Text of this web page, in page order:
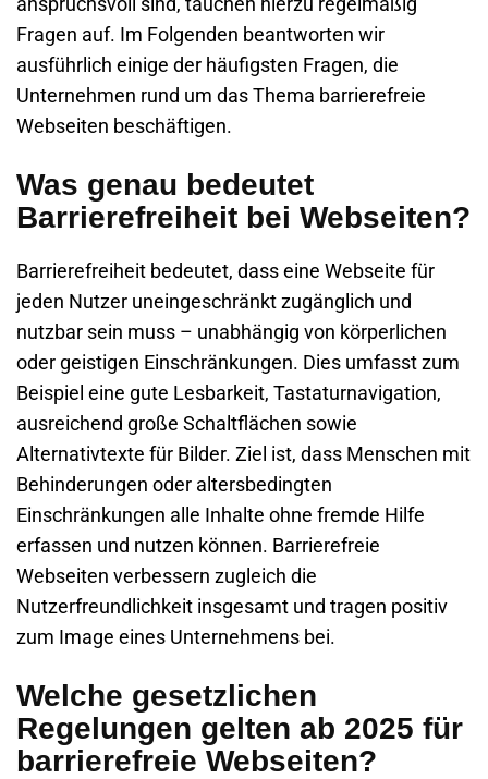
Fragen auf. Im Folgenden beantworten wir
ausführlich einige der häufigsten Fragen, die
Unternehmen rund um das Thema barrierefreie
Webseiten beschäftigen.
Was genau bedeutet
Barrierefreiheit bei Webseiten?
Barrierefreiheit bedeutet, dass eine Webseite für
jeden Nutzer uneingeschränkt zugänglich und
nutzbar sein muss – unabhängig von körperlichen
oder geistigen Einschränkungen. Dies umfasst zum
Beispiel eine gute Lesbarkeit, Tastaturnavigation,
ausreichend große Schaltflächen sowie
Alternativtexte für Bilder. Ziel ist, dass Menschen mit
Behinderungen oder altersbedingten
Einschränkungen alle Inhalte ohne fremde Hilfe
erfassen und nutzen können. Barrierefreie
Webseiten verbessern zugleich die
Nutzerfreundlichkeit insgesamt und tragen positiv
zum Image eines Unternehmens bei.
Welche gesetzlichen
Regelungen gelten ab 2025 für
barrierefreie Webseiten?